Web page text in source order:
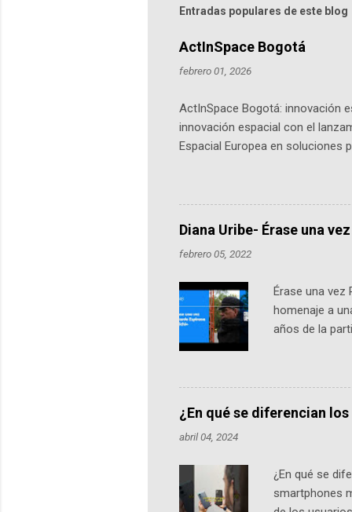
Entradas populares de este blog
ActInSpace Bogotá
febrero 01, 2026
ActInSpace Bogotá: innovación
innovación espacial con el
Espacial Europea en soluciones
emprendedores y estudiantes.
más de 60 ciudades, donde
datos orbitales. En Bogotá,
Diana Uribe- Érase una
febrero 05, 2022
Érase una vez
homenaje a
años de la
podcast, de
nuestro
Notas del
pueden
¿En qué se diferencian
abril 04, 2024
¿En qué se
smartphones